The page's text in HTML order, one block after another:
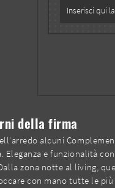
della firma
alcuni
e funzionalità
zona notte al living,
con mano tutte le